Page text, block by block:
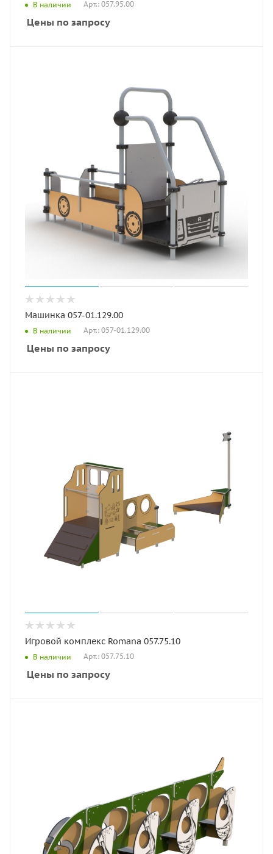
В наличии Арт.: 057.95.00
Цены по запросу
Машинка 057-01.129.00
В наличии Арт.: 057-01.129.00
Цены по запросу
Игровой комплекс Romana 057.75.10
В наличии Арт.: 057.75.10
Цены по запросу